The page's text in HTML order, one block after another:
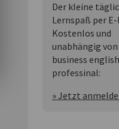
Der kleine
Lernspaß per
Kostenlos und
unabhängig von
business english
professinal:
» Jetzt